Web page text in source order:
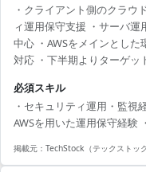
・クライアント側のクラウ
ィ運用保守支援 ・サーバ
中心 ・AWSをメインとし
対応 ・下半期よりターゲッ
必須スキル
・セキュリティ運用・監視
AWSを用いた運用保守経験
掲載元： TechStock（テックストック